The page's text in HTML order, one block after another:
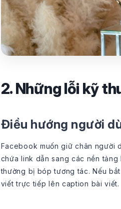
2. Những lỗi kỹ
Điều hướng người
Facebook muốn giữ chân người
chứa link dẫn sang các nền
thường bị bóp tương tác. Nếu
viết trực tiếp lên caption bài viết.